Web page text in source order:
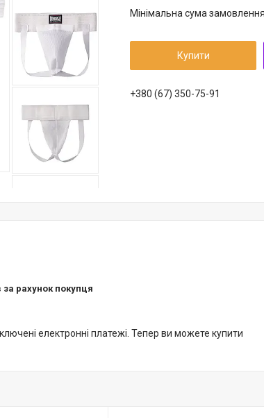
Мінімальна сума
Купити
+380 (67) 350-75-91
за рахунок покупця
електронні платежі. Тепер ви можете купити